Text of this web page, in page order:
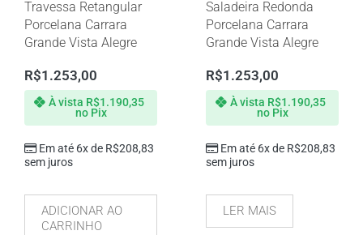
Travessa Retangular
Porcelana Carrara
Grande Vista Alegre
R$1.253,00
Em até 6x de R$208,83
sem juros
À vista R$1.190,35
no Pix
ADICIONAR AO
CARRINHO
Saladeira Redonda
Porcelana Carrara
Grande Vista Alegre
R$1.253,00
Em até 6x de R$208,83
sem juros
À vista R$1.190,35
no Pix
LER MAIS